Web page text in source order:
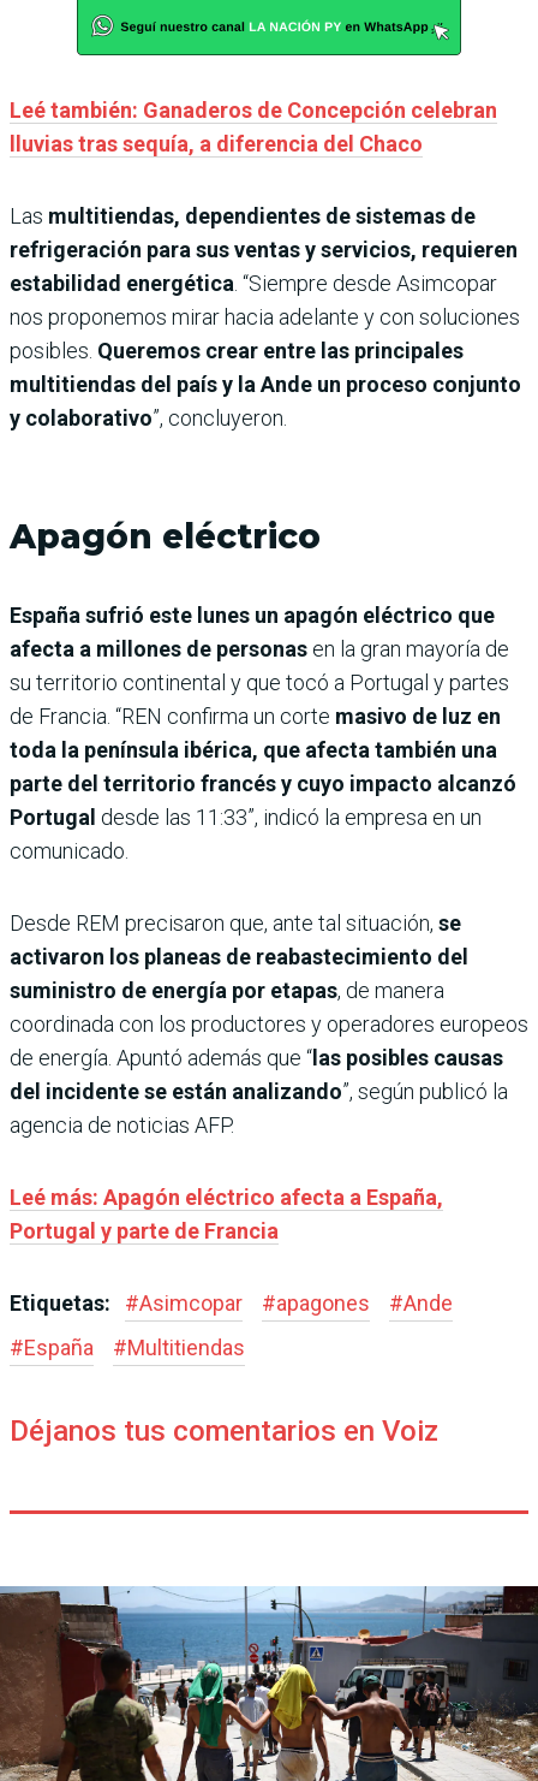
Leé también: Ganaderos de Concepción celebran
lluvias tras sequía, a diferencia del Chaco
Las multitiendas, dependientes de sistemas de
refrigeración para sus ventas y servicios, requieren
estabilidad energética . “Siempre desde Asimcopar
nos proponemos mirar hacia adelante y con soluciones
posibles. Queremos crear entre las principales
multitiendas del país y la Ande un proceso conjunto
y colaborativo”, concluyeron.
Apagón eléctrico
España sufrió este lunes un apagón eléctrico que
afecta a millones de personas en la gran mayoría de
su territorio continental y que tocó a Portugal y partes
de Francia. “REN confirma un corte masivo de luz en
toda la península ibérica, que afecta también una
parte del territorio francés y cuyo impacto alcanzó
Portugal desde las 11:33”, indicó la empresa en un
comunicado.
Desde REM precisaron que, ante tal situación, se
activaron los planeas de reabastecimiento del
suministro de energía por etapas, de manera
coordinada con los productores y operadores europeos
de energía. Apuntó además que “ las posibles causas
del incidente se están analizando”, según publicó la
agencia de noticias AFP.
Leé más: Apagón eléctrico afecta a España,
Portugal y parte de Francia
Etiquetas: #Asimcopar #apagones #Ande
#España #Multitiendas
Déjanos tus comentarios en Voiz